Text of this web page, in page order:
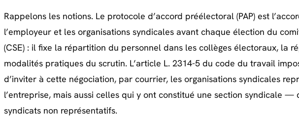
Rappelons les notions. Le protocole d’accord préélectoral (PAP) est
l’employeur et les organisations syndicales avant chaque élection du
(CSE) : il fixe la répartition du personnel dans les collèges électoraux, la
modalités pratiques du scrutin. L’article L. 2314-5 du code du travail
d’inviter à cette négociation, par courrier, les organisations syndicales
l’entreprise, mais aussi celles qui y ont constitué une section syndicale —
syndicats non représentatifs.